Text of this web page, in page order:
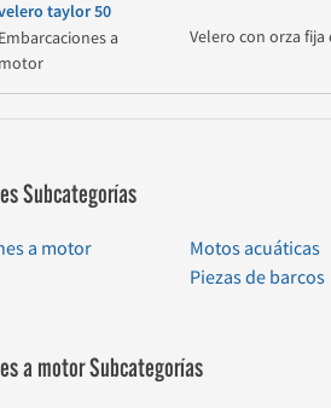
taylor 50
Embarcaciones a
motor
Velero con orza fija
Subcategorías
a motor
Motos acuáticas
Piezas de barcos
a motor Subcategorías